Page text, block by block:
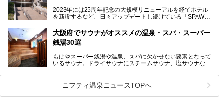
い。
チムジルバン（岩盤浴）を中心に、発汗・リラックス・漫画
タイムまで満喫できる長時間滞在型の施設なので、一日中ゆ
る迫力ある熱波パフォーマンスも毎日行われており、“とと
のう”体験をしっかり楽しめるのもポイントです。
ケやボウリングといった遊び場もあり、友人同士やカップル
で“遊び+癒し”の一日を過ごすのにもぴったり。
処にいたるまで魅力をたっぷり堪能してきたので、その全容
2023年には25周年記念の大規模リニューアルを経てホテル
を新設するなど、日々アップデートし続けている「SPAWO
そんなスパワールドが2025年11月15日（土）に、新たな浴
室や日本最大級140人収容の大規模サウナを携えてリニュー
アルオープン！浴室である4F・6Fそれぞれにリニューアル
大規模リニューアルの全容を確認すべく、リニューアルプレ
オープンイベントに行ってきました！今回はそのリニューア
大阪府でサウナがオススメの温泉・スパ・スーパー
銭湯30選
もはやスーパー銭湯や温泉、スパに欠かせない要素となって
いるサウナ。ドライサウナにスチームサウナ、塩サウナな
ペース、ロウリュウなど、心ゆくまで楽しむためのサービス
が充実した施設も多くみられます。
ニフティ温泉ニュースTOPへ